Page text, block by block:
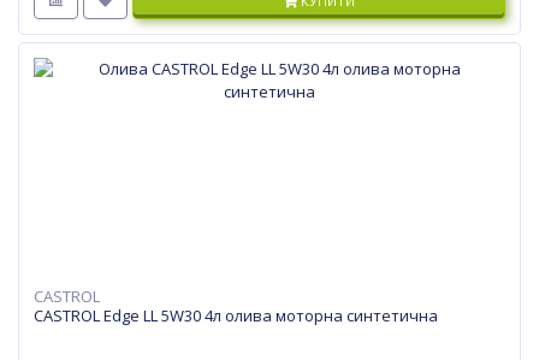
CASTROL
CASTROL Edge LL 5W30 4л олива моторна синтетична